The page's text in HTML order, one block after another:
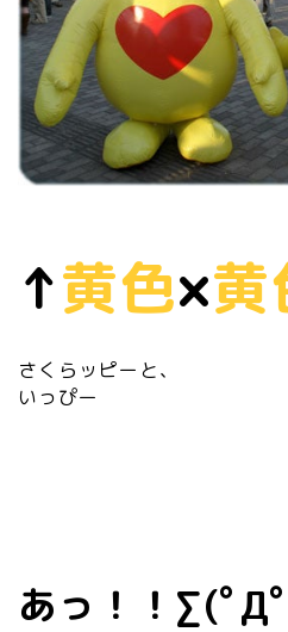
↑黄色×黄
さくらッピーと、
いっぴー
あっ！！∑(ﾟД